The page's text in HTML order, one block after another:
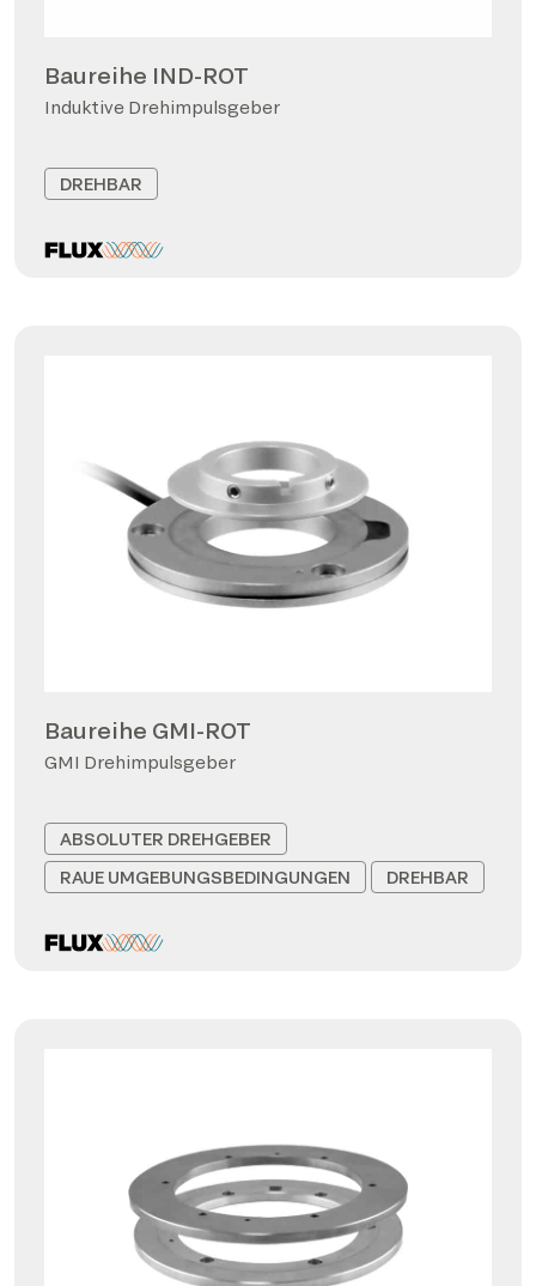
Baureihe IND-ROT
Induktive Drehimpulsgeber
DREHBAR
Baureihe GMI-ROT
GMI Drehimpulsgeber
ABSOLUTER DREHGEBER
RAUE UMGEBUNGSBEDINGUNGEN
DREHBAR